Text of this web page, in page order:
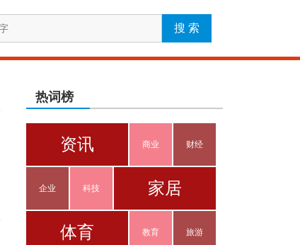
热词榜
资讯 商业 财经
企业 科技 家居
体育 教育 旅游